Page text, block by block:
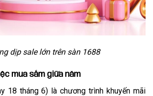
dịp sale lớn trên sàn 1688
mua sắm giữa năm
18 tháng 6) là chương trình khuyến mãi